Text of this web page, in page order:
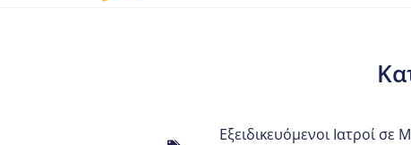
Εξειδικευόμενοι Ιατροί